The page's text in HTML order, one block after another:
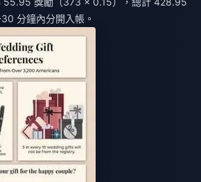
分鐘內分開入帳。